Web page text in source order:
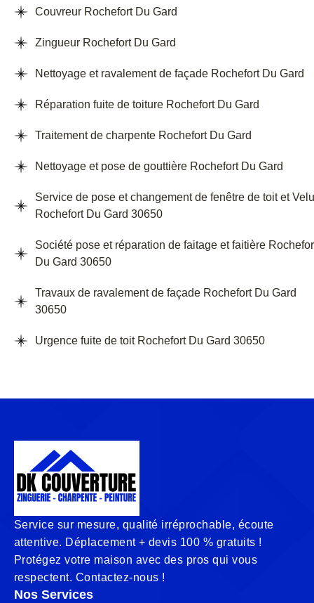
Couvreur Rochefort Du Gard
Zingueur Rochefort Du Gard
Nettoyage et ravalement de façade Rochefort Du Gard
Réparation fuite de toiture Rochefort Du Gard
Traitement de charpente Rochefort Du Gard
Nettoyage et pose de gouttière Rochefort Du Gard
Service de pose et changement de fenêtre de toit et
Rochefort Du Gard 30650
Société pose et réparation de faitage et faitière
Du Gard 30650
Travaux de ravalement de façade Rochefort Du Gard
30650
Urgence fuite de toit Rochefort Du Gard 30650
Service sur mesure, qualité irréprochable, écoute
attentive. Déplacement + devis 100 % gratuits !
Protégez votre maison avec des pros qui vous
respectent. Contactez-nous !
Nos Services